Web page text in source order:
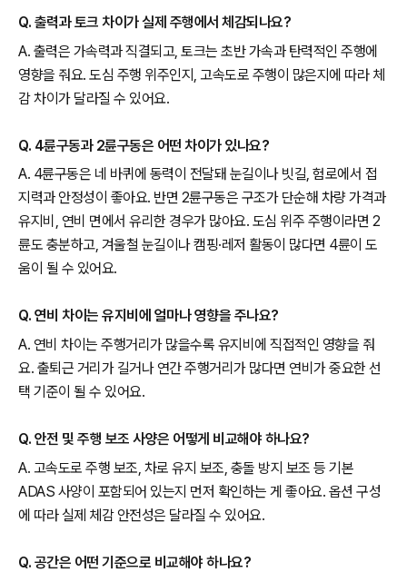
Q. 출력과 토크 차이가 실제 주행에서 체감되나요?
A. 출력은 가속력과 직결되고, 토크는 초반 가속과 탄력적인 주행에
영향을 줘요. 도심 주행 위주인지, 고속도로 주행이 많은지에 따라 체
감 차이가 달라질 수 있어요.
Q. 4륜구동과 2륜구동은 어떤 차이가 있나요?
A. 4륜구동은 네 바퀴에 동력이 전달돼 눈길이나 빗길, 험로에서 접
지력과 안정성이 좋아요. 반면 2륜구동은 구조가 단순해 차량 가격과
유지비, 연비 면에서 유리한 경우가 많아요. 도심 위주 주행이라면 2
륜도 충분하고, 겨울철 눈길이나 캠핑·레저 활동이 많다면 4륜이 도
움이 될 수 있어요.
Q. 연비 차이는 유지비에 얼마나 영향을 주나요?
A. 연비 차이는 주행거리가 많을수록 유지비에 직접적인 영향을 줘
요. 출퇴근 거리가 길거나 연간 주행거리가 많다면 연비가 중요한 선
택 기준이 될 수 있어요.
Q. 안전 및 주행 보조 사양은 어떻게 비교해야 하나요?
A. 고속도로 주행 보조, 차로 유지 보조, 충돌 방지 보조 등 기본
ADAS 사양이 포함되어 있는지 먼저 확인하는 게 좋아요. 옵션 구성
에 따라 실제 체감 안전성은 달라질 수 있어요.
Q. 공간은 어떤 기준으로 비교해야 하나요?